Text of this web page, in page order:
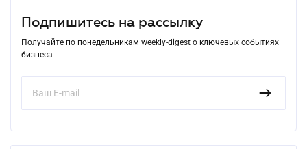
Подпишитесь на рассылку
Получайте по понедельникам weekly-digest о ключевых событиях
бизнеса